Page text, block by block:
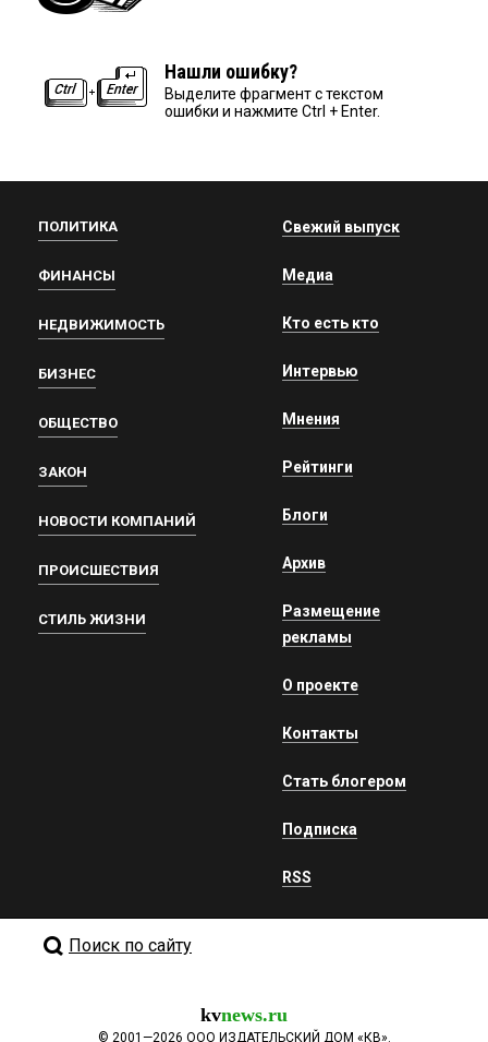
Нашли ошибку?
Выделите фрагмент с текстом
ошибки и нажмите Ctrl + Enter.
ПОЛИТИКА
ФИНАНСЫ
НЕДВИЖИМОСТЬ
БИЗНЕС
ОБЩЕСТВО
ЗАКОН
НОВОСТИ КОМПАНИЙ
ПРОИСШЕСТВИЯ
СТИЛЬ ЖИЗНИ
Свежий выпуск
Медиа
Кто есть кто
Интервью
Мнения
Рейтинги
Блоги
Архив
Размещение
рекламы
О проекте
Контакты
Стать блогером
Подписка
RSS
Поиск по сайту
kvnews.ru
© 2001—2026 ООО ИЗДАТЕЛЬСКИЙ ДОМ «КВ».